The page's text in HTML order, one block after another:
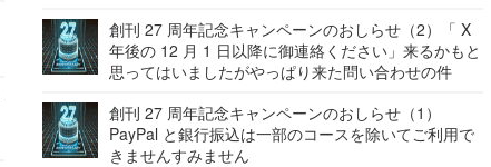
創刊 27 周年記念キャンペーンのおしらせ（2）「 X
年後の 12 月 1 日以降に御連絡ください」来るかもと
思ってはいましたがやっぱり来た問い合わせの件
創刊 27 周年記念キャンペーンのおしらせ（1）
PayPal と銀行振込は一部のコースを除いてご利用で
きませんすみません